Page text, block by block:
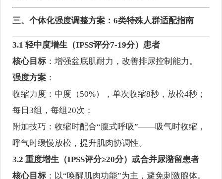
三、个体化强度调整方案：6类特殊人群适配指南
3.1 轻中度增生（IPSS评分7-19分）患者
核心目标 ：增强盆底肌耐力，改善排尿控制能力。
强度方案 ：
收缩力度：中度（50%），单次收缩8秒，放松4秒；
每日3组，每组20次；
附加技巧：收缩时配合“腹式呼吸”——吸气时收缩，
呼气时缓慢放松，提升肌肉协调性。
3.2 重度增生（IPSS评分≥20分）或合并尿潴留患者
核心目标 ：以“唤醒肌肉功能”为主，避免刺激腺体。